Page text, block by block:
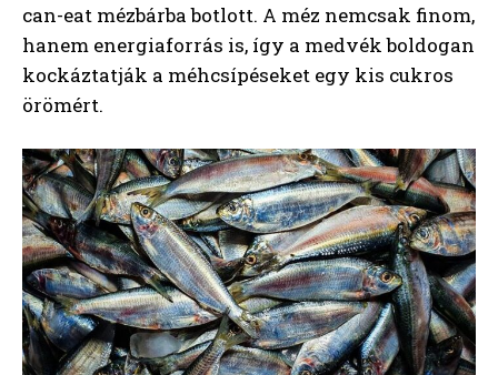
can-eat mézbárba botlott. A méz nemcsak finom,
hanem energiaforrás is, így a medvék boldogan
kockáztatják a méhcsípéseket egy kis cukros
örömért.